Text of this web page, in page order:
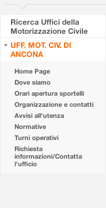
Ricerca Uffici della
Motorizzazione Civile
UFF. MOT. CIV. DI
ANCONA
Home Page
Dove siamo
Orari apertura sportelli
Organizzazione e contatti
Avvisi all'utenza
Normative
Turni operativi
Richiesta
informazioni/Contatta
l'ufficio